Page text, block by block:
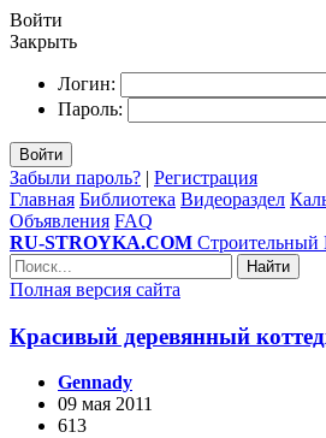
Войти
Закрыть
Логин:
Пароль:
Войти
Забыли пароль? | Регистрация
Главная Библиотека Видеораздел
Объявления FAQ
RU-STROYKA.COM Строительный
Найти
Полная версия сайта
Красивый деревянный
Gennady
09 мая 2011
613